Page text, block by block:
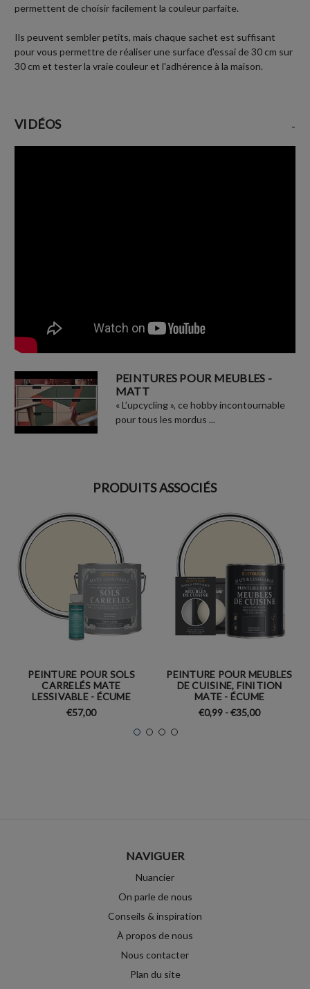
permettent de choisir facilement la couleur parfaite.
Ils peuvent sembler petits, mais chaque sachet est suffisant
pour vous permettre de réaliser une surface d'essai de 30 cm sur
30 cm et tester la vraie couleur et l'adhérence à la maison.
VIDÉOS -
PEINTURES POUR MEUBLES -
MATT
« L’upcycling », ce hobby incontournable
pour tous les mordus ...
PRODUITS ASSOCIÉS
PEINTURE POUR SOLS
CARRELÉS MATE
LESSIVABLE - ÉCUME
€57,00
PEINTURE POUR MEUBLES
DE CUISINE, FINITION
MATE - ÉCUME
€0,99 - €35,00
NAVIGUER
Nuancier
On parle de nous
Conseils & inspiration
À propos de nous
Nous contacter
Plan du site